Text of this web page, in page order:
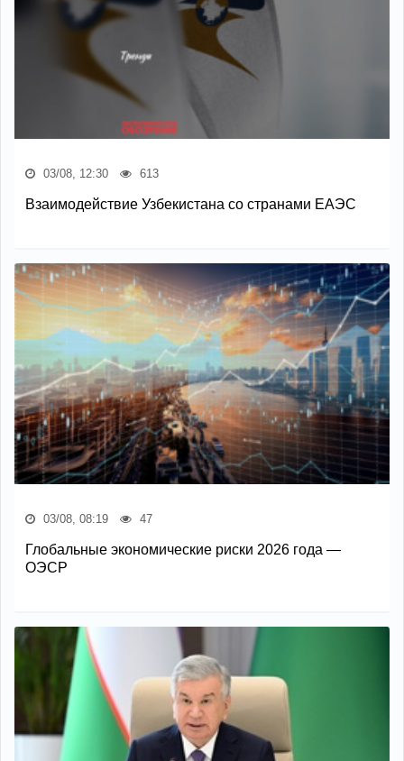
03/08, 12:30 613
Взаимодействие Узбекистана со странами ЕАЭС
03/08, 08:19 47
Глобальные экономические риски 2026 года —
ОЭСР